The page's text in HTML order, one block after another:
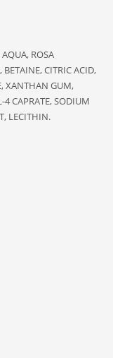
AQUA, ROSA
BETAINE, CITRIC ACID,
XANTHAN GUM,
4 CAPRATE, SODIUM
LECITHIN.